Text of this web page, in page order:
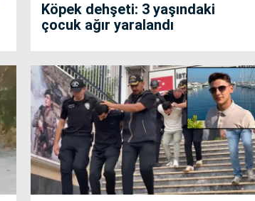
Köpek dehşeti: 3 yaşındaki
çocuk ağır yaralandı